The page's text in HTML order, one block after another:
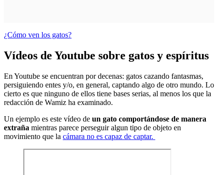
¿Cómo ven los gatos?
Vídeos de Youtube sobre gatos y espíritus
En Youtube se encuentran por decenas: gatos cazando fantasmas,
persiguiendo entes y/o, en general, captando algo de otro mundo. Lo
cierto es que ninguno de ellos tiene bases serias, al menos los que la
redacción de Wamiz ha examinado.
Un ejemplo es este vídeo de un gato comportándose de manera
extraña mientras parece perseguir algun tipo de objeto en
movimiento que la cámara no es capaz de captar.